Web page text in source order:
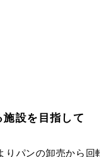
設を目指して
りパンの卸売から